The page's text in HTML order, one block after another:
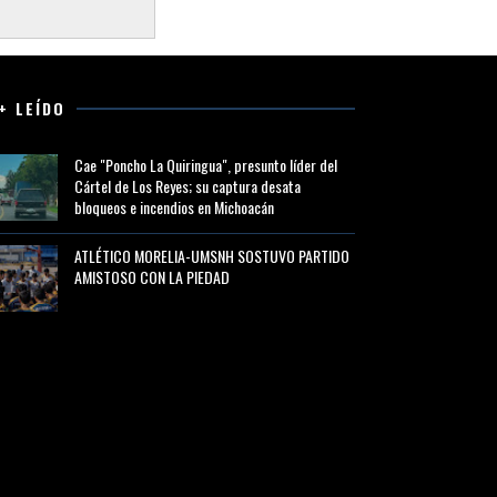
LEÍDO
Cae "Poncho La Quiringua", presunto líder del
Cártel de Los Reyes; su captura desata
bloqueos e incendios en Michoacán
ATLÉTICO MORELIA-UMSNH SOSTUVO PARTIDO
AMISTOSO CON LA PIEDAD